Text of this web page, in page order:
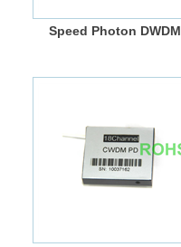
Speed Photon DWDM